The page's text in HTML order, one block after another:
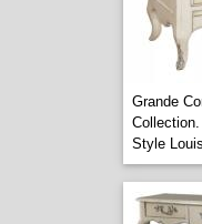
Grande
Style